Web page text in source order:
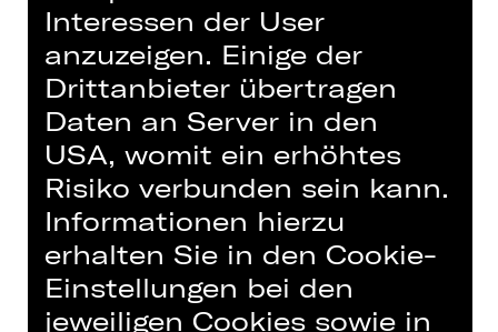
KONZERTZIMMER
- SPITZENKLANG
FÜR DIE
KONGRESSHALLE
Interessen der User
anzuzeigen. Einige der
Drittanbieter übertragen
Daten an Server in den
USA, womit ein erhöhtes
Risiko verbunden sein kann.
Informationen hierzu
erhalten Sie in den Cookie-
Einstellungen bei den
jeweiligen Cookies sowie in